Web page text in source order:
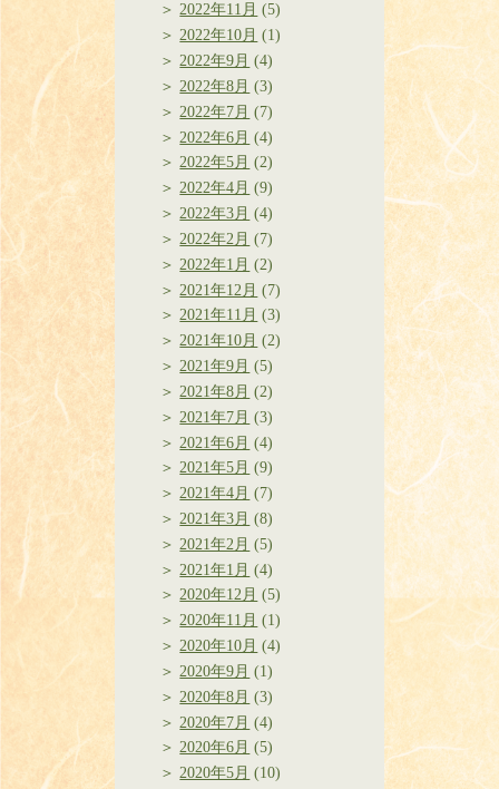
2022年11月 (5)
2022年10月 (1)
2022年9月 (4)
2022年8月 (3)
2022年7月 (7)
2022年6月 (4)
2022年5月 (2)
2022年4月 (9)
2022年3月 (4)
2022年2月 (7)
2022年1月 (2)
2021年12月 (7)
2021年11月 (3)
2021年10月 (2)
2021年9月 (5)
2021年8月 (2)
2021年7月 (3)
2021年6月 (4)
2021年5月 (9)
2021年4月 (7)
2021年3月 (8)
2021年2月 (5)
2021年1月 (4)
2020年12月 (5)
2020年11月 (1)
2020年10月 (4)
2020年9月 (1)
2020年8月 (3)
2020年7月 (4)
2020年6月 (5)
2020年5月 (10)